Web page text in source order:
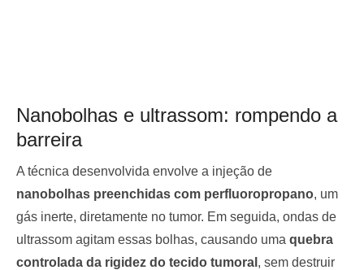
Nanobolhas e ultrassom: rompendo a
barreira
A técnica desenvolvida envolve a injeção de
nanobolhas preenchidas com perfluoropropano, um
gás inerte, diretamente no tumor. Em seguida, ondas de
ultrassom agitam essas bolhas, causando uma quebra
controlada da rigidez do tecido tumoral , sem destruir